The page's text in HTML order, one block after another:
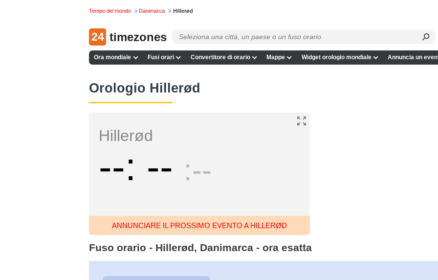
Tempo del mondo Danimarca Hillerød
24 timezones
Ora mondiale Fusi orari Convertitore di orario Mappe Widget orologio mondiale Annuncia un
Orologio Hillerød
Hillerød
-- -- --
ANNUNCIARE IL PROSSIMO EVENTO A HILLERØD
Fuso orario - Hillerød, Danimarca - ora esatta